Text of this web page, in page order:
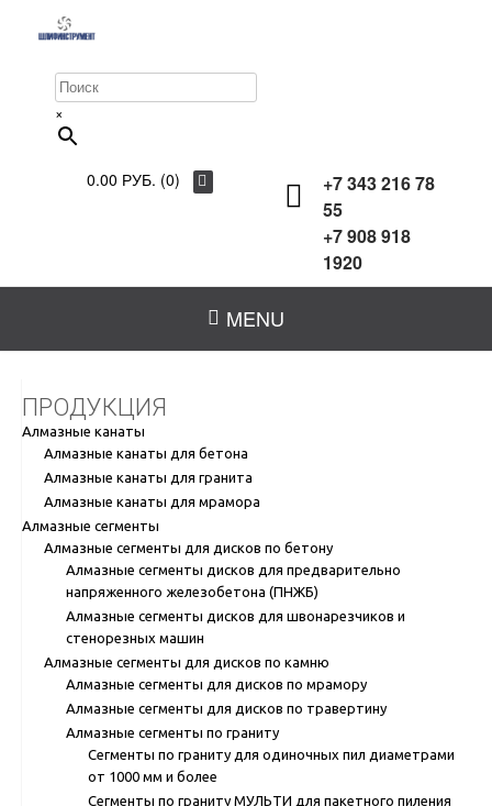
×
+7 343 216 78
55
+7 908 918
1920
0.00 РУБ. (0)
MENU
ПРОДУКЦИЯ
Алмазные канаты
Алмазные канаты для бетона
Алмазные канаты для гранита
Алмазные канаты для мрамора
Алмазные сегменты
Алмазные сегменты для дисков по бетону
Алмазные сегменты дисков для предварительно
напряженного железобетона (ПНЖБ)
Алмазные сегменты дисков для швонарезчиков и
стенорезных машин
Алмазные сегменты для дисков по камню
Алмазные сегменты для дисков по мрамору
Алмазные сегменты для дисков по травертину
Алмазные сегменты по граниту
Сегменты по граниту для одиночных пил диаметрами
от 1000 мм и более
Сегменты по граниту МУЛЬТИ для пакетного пиления